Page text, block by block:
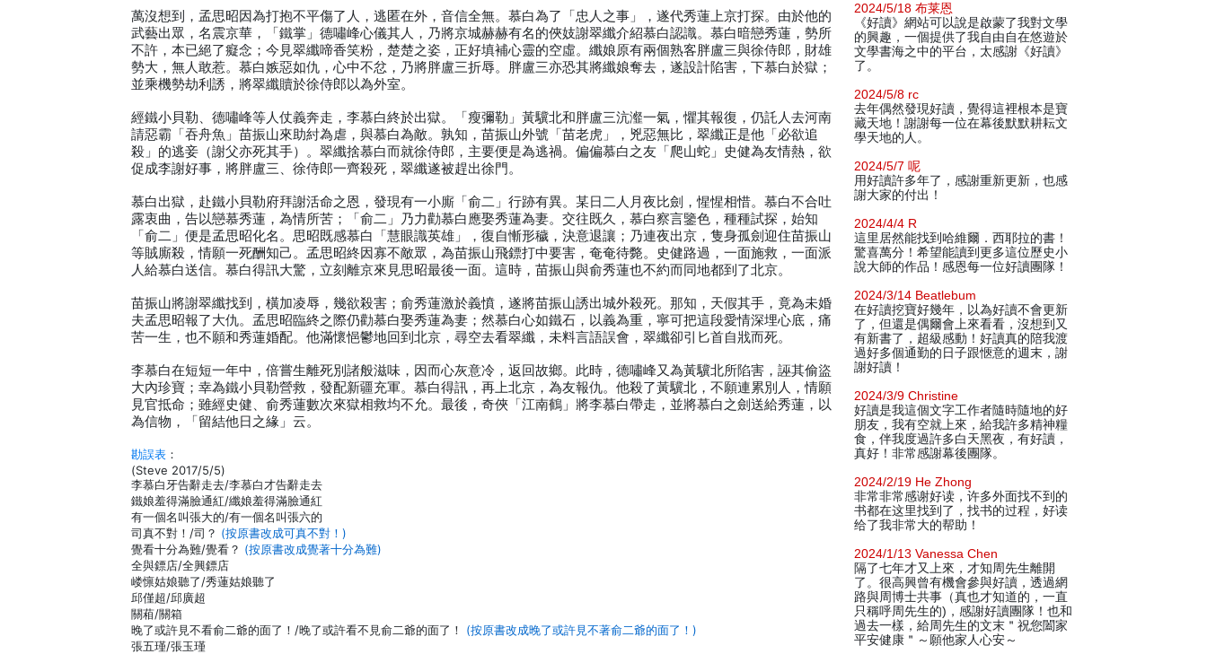
萬沒想到，孟思昭因為打抱不平傷了人，逃匿在外，音信全無。慕白為了「忠人之事」，遂代秀蓮上京打探。由於他的
武藝出眾，名震京華，「鐵掌」德嘯峰心儀其人，乃將京城赫赫有名的俠妓謝翠纖介紹慕白認識。慕白暗戀秀蓮，勢所
不許，本已絕了癡念；今見翠纖啼香笑粉，楚楚之姿，正好填補心靈的空虛。纖娘原有兩個熟客胖盧三與徐侍郎，財雄
勢大，無人敢惹。慕白嫉惡如仇，心中不忿，乃將胖盧三折辱。胖盧三亦恐其將纖娘奪去，遂設計陷害，下慕白於獄；
並乘機勢劫利誘，將翠纖贖於徐侍郎以為外室。
經鐵小貝勒、德嘯峰等人仗義奔走，李慕白終於出獄。「瘦彌勒」黃驥北和胖盧三沆瀣一氣，懼其報復，仍託人去河南
請惡霸「吞舟魚」苗振山來助紂為虐，與慕白為敵。孰知，苗振山外號「苗老虎」，兇惡無比，翠纖正是他「必欲追
殺」的逃妾（謝父亦死其手）。翠纖捨慕白而就徐侍郎，主要便是為逃禍。偏偏慕白之友「爬山蛇」史健為友情熱，欲
促成李謝好事，將胖盧三、徐侍郎一齊殺死，翠纖遂被趕出徐門。
慕白出獄，赴鐵小貝勒府拜謝活命之恩，發現有一小廝「俞二」行跡有異。某日二人月夜比劍，惺惺相惜。慕白不合吐
露衷曲，告以戀慕秀蓮，為情所苦；「俞二」乃力勸慕白應娶秀蓮為妻。交往既久，慕白察言鑒色，種種試探，始知
「俞二」便是孟思昭化名。思昭既感慕白「慧眼識英雄」，復自慚形穢，決意退讓；乃連夜出京，隻身孤劍迎住苗振山
等賊廝殺，情願一死酬知己。孟思昭終因寡不敵眾，為苗振山飛鏢打中要害，奄奄待斃。史健路過，一面施救，一面派
人給慕白送信。慕白得訊大驚，立刻離京來見思昭最後一面。這時，苗振山與俞秀蓮也不約而同地都到了北京。
苗振山將謝翠纖找到，橫加凌辱，幾欲殺害；俞秀蓮激於義憤，遂將苗振山誘出城外殺死。那知，天假其手，竟為未婚
夫孟思昭報了大仇。孟思昭臨終之際仍勸慕白娶秀蓮為妻；然慕白心如鐵石，以義為重，寧可把這段愛情深埋心底，痛
苦一生，也不願和秀蓮婚配。他滿懷悒鬱地回到北京，尋空去看翠纖，未料言語誤會，翠纖卻引匕首自戕而死。
李慕白在短短一年中，倍嘗生離死別諸般滋味，因而心灰意冷，返回故鄉。此時，德嘯峰又為黃驥北所陷害，誣其偷盜
大內珍寶；幸為鐵小貝勒營救，發配新疆充軍。慕白得訊，再上北京，為友報仇。他殺了黃驥北，不願連累別人，情願
見官抵命；雖經史健、俞秀蓮數次來獄相救均不允。最後，奇俠「江南鶴」將李慕白帶走，並將慕白之劍送給秀蓮，以
為信物，「留結他日之緣」云。
勘誤表 ：
(Steve 2017/5/5)
李慕白牙告辭走去/李慕白才告辭走去
鐵娘羞得滿臉通紅/纖娘羞得滿臉通紅
有一個名叫張大的/有一個名叫張六的
司真不對！/司？ (按原書改成可真不對！)
覺看十分為難/覺看？ (按原書改成覺著十分為難)
全與鏢店/全興鏢店
嵝懔姑娘聽了/秀蓮姑娘聽了
邱僅超/邱廣超
關葙/關箱
晚了或許見不看俞二爺的面了！/晚了或許看不見俞二爺的面了！ (按原書改成晚了或許見不著俞二爺的面了！)
張五瑾/張玉瑾
2024/5/18 布莱恩
《好讀》網站可以說是啟蒙了我對文學
的興趣，一個提供了我自由自在悠遊於
文學書海之中的平台，太感謝《好讀》
了。
2024/5/8 rc
去年偶然發現好讀，覺得這裡根本是寶
藏天地！謝謝每一位在幕後默默耕耘文
學天地的人。
2024/5/7 呢
用好讀許多年了，感謝重新更新，也感
謝大家的付出！
2024/4/4 R
這里居然能找到哈維爾．西耶拉的書！
驚喜萬分！希望能讀到更多這位歷史小
說大師的作品！感恩每一位好讀團隊！
2024/3/14 Beatlebum
在好讀挖寶好幾年，以為好讀不會更新
了，但還是偶爾會上來看看，沒想到又
有新書了，超級感動！好讀真的陪我渡
過好多個通勤的日子跟愜意的週末，謝
謝好讀！
2024/3/9 Christine
好讀是我這個文字工作者隨時隨地的好
朋友，我有空就上來，給我許多精神糧
食，伴我度過許多白天黑夜，有好讀，
真好！非常感謝幕後團隊。
2024/2/19 He Zhong
非常非常感谢好读，许多外面找不到的
书都在这里找到了，找书的过程，好读
给了我非常大的帮助！
2024/1/13 Vanessa Chen
隔了七年才又上來，才知周先生離開
了。很高興曾有機會參與好讀，透過網
路與周博士共事（真也才知道的，一直
只稱呼周先生的)，感謝好讀團隊！也和
過去一樣，給周先生的文末＂祝您闔家
平安健康＂～願他家人心安～